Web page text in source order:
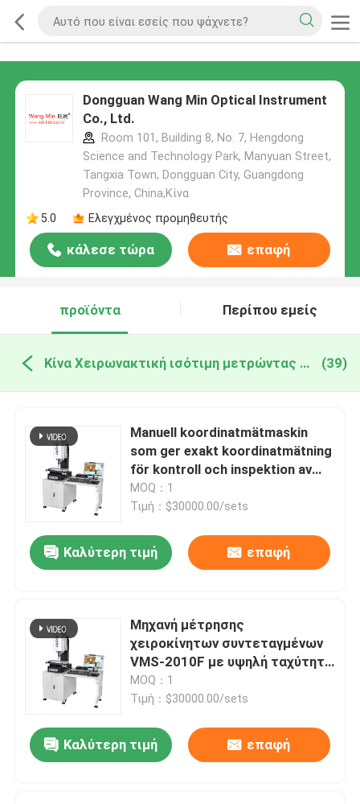
Dongguan Wang Min Optical Instrument
Co., Ltd.
Room 101, Building 8, No. 7, Hengdong
Science and Technology Park, Manyuan Street,
Tangxia Town, Dongguan City, Guangdong
Province, China,Κίνα
5.0
Ελεγχμένος προμηθευτής
κάλεσε τώρα επαφή
προϊόντα Περίπου εμείς
Κίνα Χειρωνακτική ισότιμη μετρώντας μηχανή (39)
Manuell koordinatmätmaskin
som ger exakt koordinatmätning
för kontroll och inspektion av
mekaniska komponenter
MOQ：1
Τιμή：$30000.00/sets
Καλύτερη τιμή επαφή
Μηχανή μέτρησης
χειροκίνητων συντεταγμένων
VMS-2010F με υψηλή ταχύτητα
υψηλής ακρίβειας και
λογισμικό 3D ελέγχου για
MOQ：1
Τιμή：$30000.00/sets
Καλύτερη τιμή επαφή